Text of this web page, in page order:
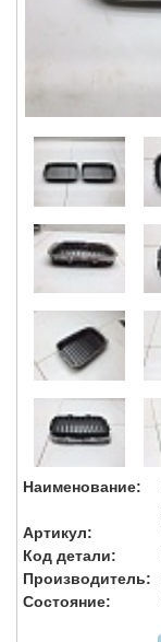
Наименование:
Артикул:
Код детали:
Производитель:
Состояние: